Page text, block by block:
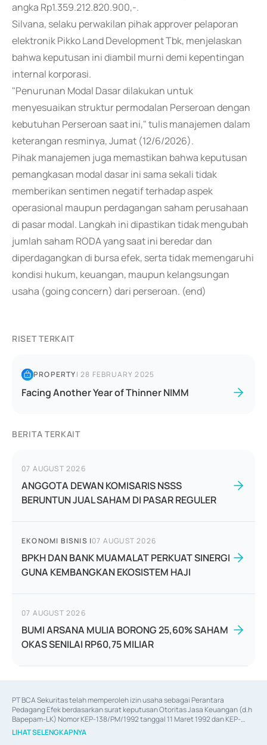
angka Rp1.359.212.820.900,-.
Silvana, selaku perwakilan pihak approver pelaporan
elektronik Pikko Land Development Tbk, menjelaskan
bahwa keputusan ini diambil murni demi kepentingan
internal korporasi.
"Penurunan Modal Dasar dilakukan untuk
menyesuaikan struktur permodalan Perseroan dengan
kebutuhan Perseroan saat ini," tulis manajemen dalam
keterangan resminya, Jumat (12/6/2026).
Pihak manajemen juga memastikan bahwa keputusan
pemangkasan modal dasar ini sama sekali tidak
memberikan sentimen negatif terhadap aspek
operasional maupun perdagangan saham perusahaan
di pasar modal. Langkah ini dipastikan tidak mengubah
jumlah saham RODA yang saat ini beredar dan
diperdagangkan di bursa efek, serta tidak memengaruhi
kondisi hukum, keuangan, maupun kelangsungan
usaha (going concern) dari perseroan. (end)
RISET TERKAIT
PROPERTY|28 FEBRUARY 2025
Facing Another Year of Thinner NIMM
BERITA TERKAIT
07 AUGUST 2026
ANGGOTA DEWAN KOMISARIS NSSS
BERUNTUN JUAL SAHAM DI PASAR REGULER
EKONOMI BISNIS |07 AUGUST 2026
BPKH DAN BANK MUAMALAT PERKUAT SINERGI
GUNA KEMBANGKAN EKOSISTEM HAJI
07 AUGUST 2026
BUMI ARSANA MULIA BORONG 25,60% SAHAM
OKAS SENILAI RP60,75 MILIAR
PT BCA Sekuritas telah memperoleh izin usaha sebagai Perantara
Pedagang Efek berdasarkan surat keputusan Otoritas Jasa Keuangan (d.h
Bapepam-LK) Nomor KEP-138/PM/1992 tanggal 11 Maret 1992 dan KEP-
06/D.04/2014 tanggal 28 Februari 2014, izin usaha sebagai Penjamin Emisi
Efek berdasarkan surat keputusan Otoritas Jasa Keuangan Nomor KEP-
LIHAT SELENGKAPNYA